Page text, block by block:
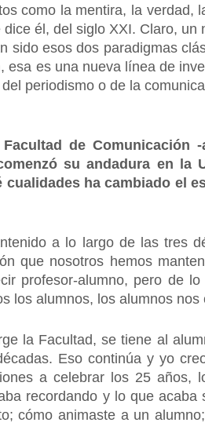
como la mentira, la verdad,
él, del siglo XXI. Claro,
sido esos dos paradigmas
esa es una nueva línea de
periodismo o de la
de Comunicación -
su andadura en la
ha cambiado el
a lo largo de las tres
que nosotros hemos
profesor-alumno, pero de
los alumnos, los alumnos
la Facultad, se tiene al
Eso continúa y yo
a celebrar los 25
recordando y lo que
cómo animaste a un